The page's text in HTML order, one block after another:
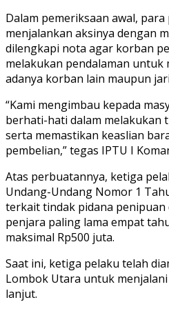
Dalam pemeriksaan awal,
menjalankan aksinya dengan
dilengkapi nota agar korban
melakukan pendalaman
adanya korban lain maupun
“Kami mengimbau kepada
berhati-hati dalam melakukan
serta memastikan keaslian
pembelian,” tegas IPTU I
Atas perbuatannya, ketiga
Undang-Undang Nomor 1
terkait tindak pidana penipuan
penjara paling lama empat
maksimal Rp500 juta.
Saat ini, ketiga pelaku telah
Lombok Utara untuk
lanjut.